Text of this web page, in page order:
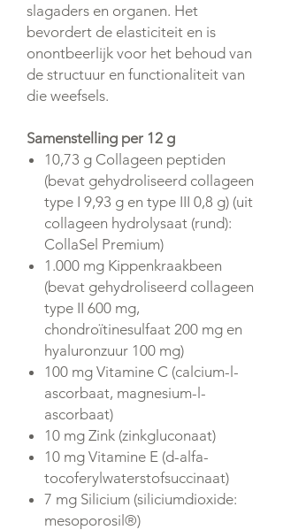
slagaders en organen. Het
bevordert de elasticiteit en is
onontbeerlijk voor het behoud van
de structuur en functionaliteit van
die weefsels.
Samenstelling per 12 g
10,73 g Collageen peptiden
(bevat gehydroliseerd collageen
type I 9,93 g en type III 0,8 g) (uit
collageen hydrolysaat (rund):
CollaSel Premium)
1.000 mg Kippenkraakbeen
(bevat gehydroliseerd collageen
type II 600 mg,
chondroïtinesulfaat 200 mg en
hyaluronzuur 100 mg)
100 mg Vitamine C (calcium-l-
ascorbaat, magnesium-l-
ascorbaat)
10 mg Zink (zinkgluconaat)
10 mg Vitamine E (d-alfa-
tocoferylwaterstofsuccinaat)
7 mg Silicium (siliciumdioxide:
mesoporosil®)